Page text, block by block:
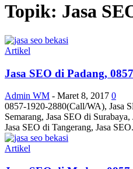
Topik: Jasa
Artikel
Jasa SEO di Padang,
Admin WM - Maret 8, 2017 0
0857-1920-2880(Call/WA), Jasa
Semarang, Jasa SEO di
Jasa SEO di Tangerang, Jasa
Artikel